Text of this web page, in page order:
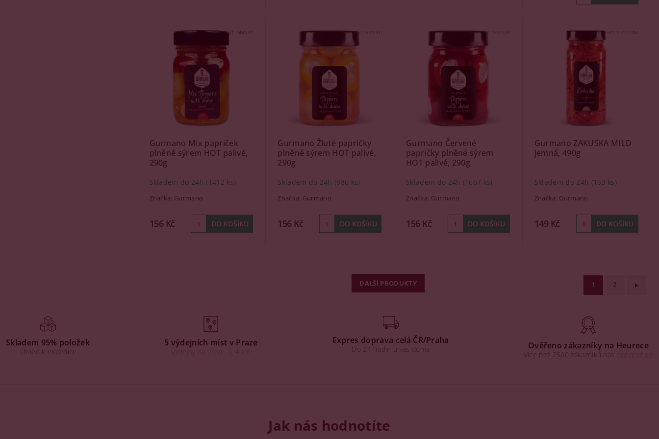
Kód:GRT_GM031
Gurmano Mix papriček
plněné sýrem HOT palivé,
290g
Skladem do 24h (1412 ks)
Značka: Gurmano
156 Kč
Kód:GRT_GM030
Gurmano Žluté papričky
plněné sýrem HOT palivé,
290g
Skladem do 24h (886 ks)
Značka: Gurmano
156 Kč
Kód:GRT_GM028
Gurmano Červené
papričky plněné sýrem
HOT palivé, 290g
Skladem do 24h (1667 ks)
Značka: Gurmano
156 Kč
Kód:GRT_GM024M
Gurmano ZAKUSKA MILD
jemná, 490g
Skladem do 24h (163 ks)
Značka: Gurmano
149 Kč
DALŠÍ PRODUKTY 1 2
Skladem 95% položek
Ihned k expedici
5 výdejních míst v Praze
Výdejny na Praze 3, 4 a 6
Expres doprava celá ČR/Praha
Do 24 hodin u vás doma Ověřeno zákazníky na Heurece
Více než 2500 zákazníků nás
Jak nás hodnotíte